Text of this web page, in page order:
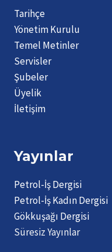
Tarihçe
Yönetim Kurulu
Temel Metinler
Servisler
Şubeler
Üyelik
İletişim
Yayınlar
Petrol-İş Dergisi
Petrol-İş Kadın Dergisi
Gökkuşağı Dergisi
Süresiz Yayınlar